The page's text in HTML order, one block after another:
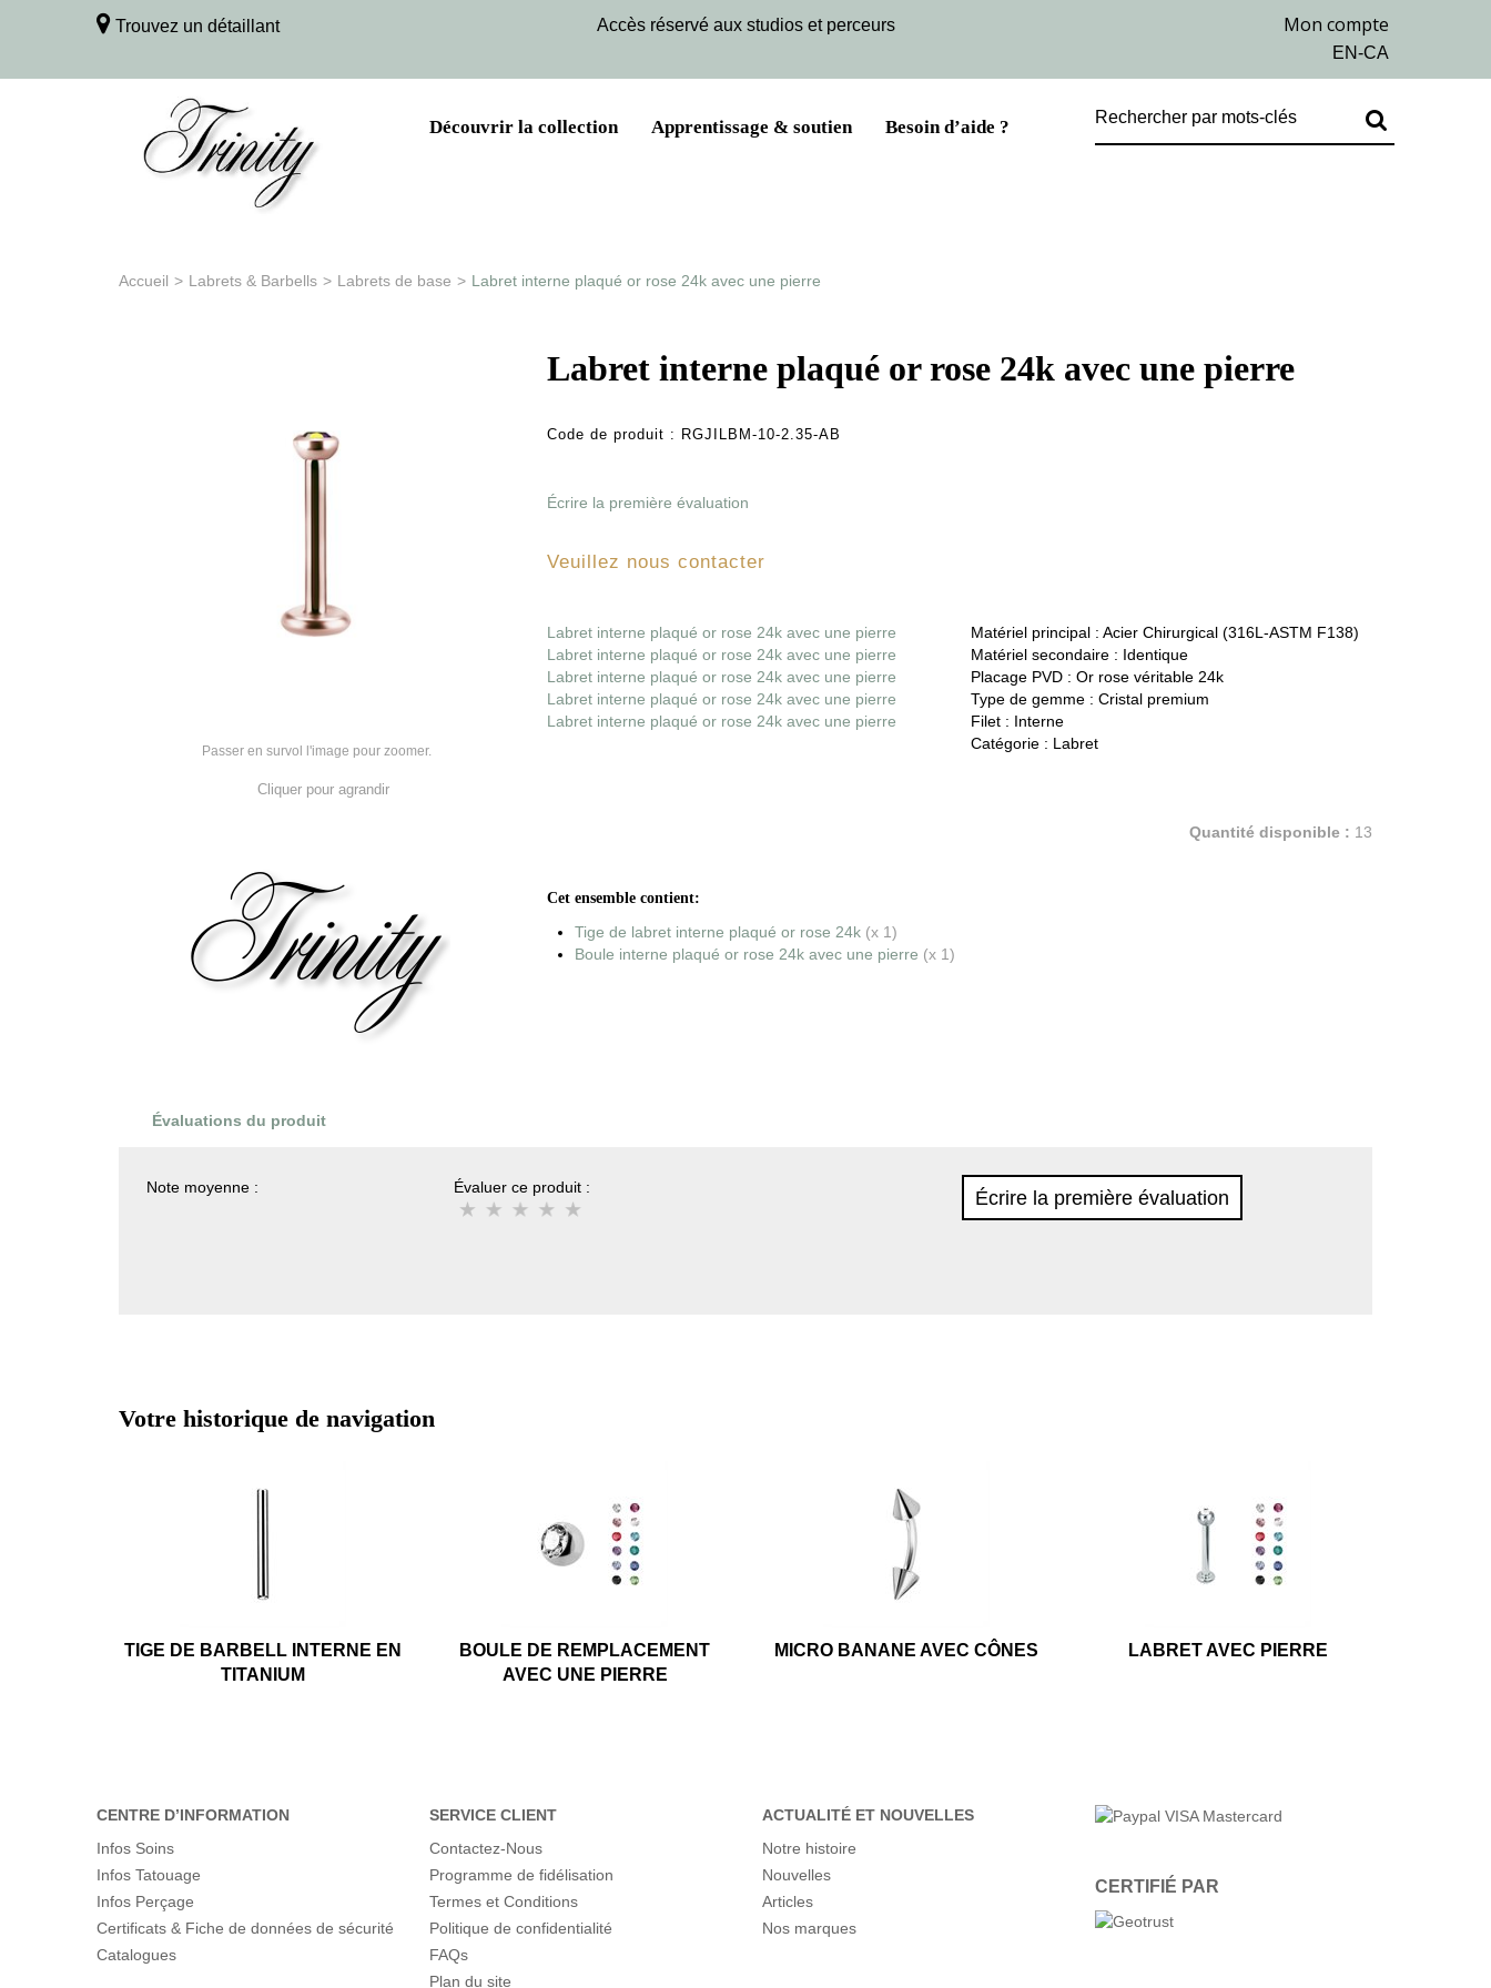
Trouvez un détaillant Accès réservé aux studios et perceurs
Découvrir la collection Apprentissage & soutien Besoin d’aide ?
Accueil > Labrets & Barbells > Labrets de base > Labret interne plaqué or rose 24k avec une pierre
Passer en survol l'image pour zoomer.
Cliquer pour agrandir
Labret interne plaqué or rose 24k avec une pierre
Code de produit : RGJILBM-10-2.35-AB
Écrire la première évaluation
Veuillez nous contacter
Labret interne plaqué or rose 24k avec une pierre
Labret interne plaqué or rose 24k avec une pierre
Labret interne plaqué or rose 24k avec une pierre
Labret interne plaqué or rose 24k avec une pierre
Labret interne plaqué or rose 24k avec une pierre
Matériel principal : Acier Chirurgical (316L-ASTM F138)
Matériel secondaire : Identique
Placage PVD : Or rose véritable 24k
Type de gemme : Cristal premium
Filet : Interne
Catégorie : Labret
Quantité disponible : 13
Cet ensemble contient:
Tige de labret interne plaqué or rose 24k (x 1)
Boule interne plaqué or rose 24k avec une pierre (x 1)
Évaluations du produit
Note moyenne : Évaluer ce produit : Écrire la première évaluation
Votre historique de navigation
TIGE DE BARBELL INTERNE EN
TITANIUM
BOULE DE REMPLACEMENT
AVEC UNE PIERRE
MICRO BANANE AVEC CÔNES LABRET AVEC PIERRE
CENTRE D’INFORMATION
Infos Soins
Infos Tatouage
Infos Perçage
Certificats & Fiche de données de sécurité
Catalogues
SERVICE CLIENT
Contactez-Nous
Programme de fidélisation
Termes et Conditions
Politique de confidentialité
FAQs
Plan du site
ACTUALITÉ ET NOUVELLES
Notre histoire
Nouvelles
Articles
Nos marques
CERTIFIÉ PAR